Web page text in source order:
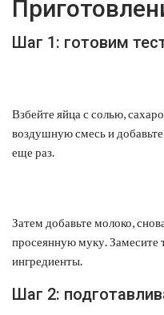
Шаг 1: готовим
Взбейте яйца с солью,
воздушную смесь и
еще раз.
Затем добавьте молоко,
просеянную муку. Замесите
ингредиенты.
Шаг 2: